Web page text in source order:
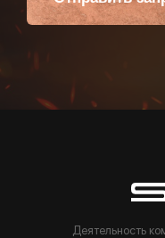
Пользуясь данной
Деятельность